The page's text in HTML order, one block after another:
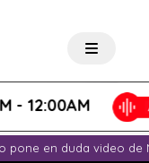
pone en duda video de